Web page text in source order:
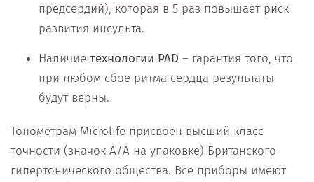
предсердий), которая в 5 раз повышает риск
развития инсульта.
Наличие технологии PAD – гарантия того, что
при любом сбое ритма сердца результаты
будут верны.
Тонометрам Microlife присвоен высший класс
точности (значок А/А на упаковке) Британского
гипертонического общества. Все приборы имеют